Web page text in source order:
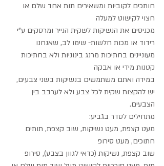
חותכים לקוביות ומשאירים תות אחד שלם או
חצוי לקישוט למעלה
מכניסים את הנשיקות לשקית הנייר ומרסקים ע"י
רידוד או מכות חלשות- שימו לב, שאנחנו
מעוניינים בחתיכות מרנג בינוניות ולא בחתיכות
קטנות מידי או אבקה
במידה ואתם משתמשים בנשיקות בשני צבעים,
יש להקצות שקית לכל צבע ולא לערבב בין
הצבעים.
מתחילים לסדר בגביע:
מעט קצפת, מעט נשיקות, שוב קצפת, תותים
חתוכים, מעט סירופ
שוב קצפת, נשיקות (כדאי לגוון בצבע), סירופ